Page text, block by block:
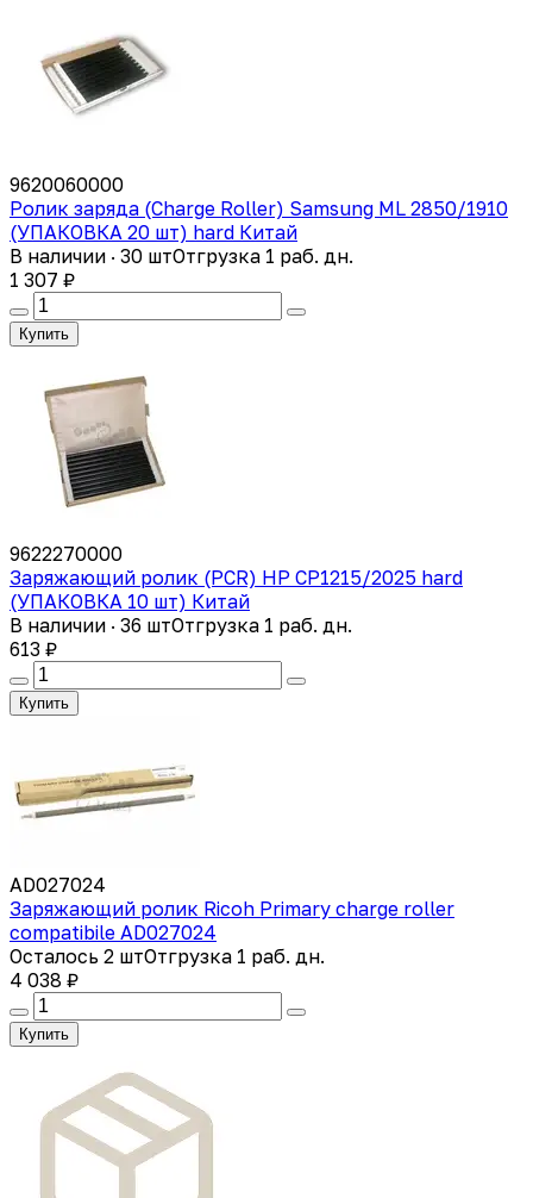
9620060000
Ролик заряда (Charge Roller) Samsung ML 2850/1910
(УПАКОВКА 20 шт) hard Китай
В наличии · 30 штОтгрузка 1 раб. дн.
1 307 ₽
Купить
9622270000
Заряжающий ролик (PCR) HP CP1215/2025 hard
(УПАКОВКА 10 шт) Китай
В наличии · 36 штОтгрузка 1 раб. дн.
613 ₽
Купить
AD027024
Заряжающий ролик Ricoh Primary charge roller
compatibile AD027024
Осталось 2 штОтгрузка 1 раб. дн.
4 038 ₽
Купить